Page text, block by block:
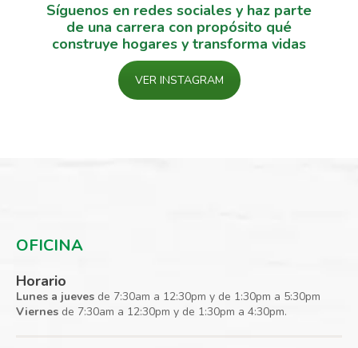
Síguenos en redes sociales y haz parte
de una carrera con propósito qué
construye hogares y transforma vidas
VER INSTAGRAM
OFICINA
Horario
Lunes a jueves de 7:30am a 12:30pm y de 1:30pm a 5:30pm
Viernes de 7:30am a 12:30pm y de 1:30pm a 4:30pm.